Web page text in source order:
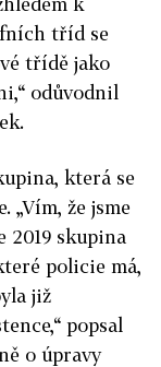
tříd se
třídě jako
odůvodnil
která se
„Vím, že jsme
2019 skupina
policie má,
již
popsal
o úpravy